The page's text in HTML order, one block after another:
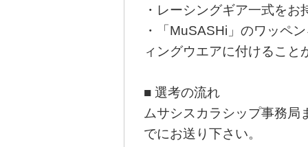
・レーシングギア一式をお
・「MuSASHi」のワッペ
ィングウエアに付けること
■ 選考の流れ
ムサシスカラシップ事務
でにお送り下さい。